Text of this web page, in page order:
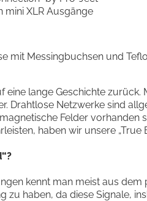
mini XLR Ausgänge
mit Messingbuchsen und
eine lange Geschichte
Drahtlose Netzwerke sind
Felder vorhanden
haben wir unsere
kennt man meist aus
zu haben, da diese Signale,